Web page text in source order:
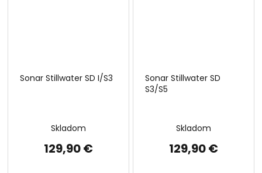
Sonar Stillwater SD I/S3
Skladom
129,90 €
Sonar Stillwater SD
S3/S5
Skladom
129,90 €